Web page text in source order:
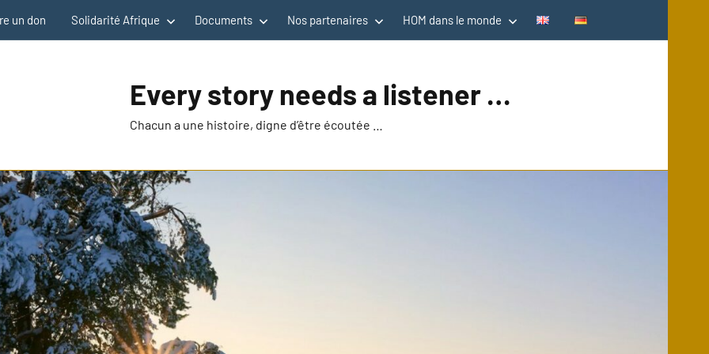
un don Solidarité Afrique Documents Nos partenaires HOM dans le monde
Every story needs a listener …
Chacun a une histoire, digne d’être écoutée …